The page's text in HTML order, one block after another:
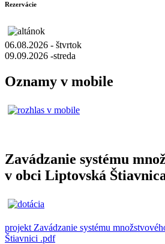
Rezervácie
06.08.2026 - štvrtok
09.09.2026 -streda
Oznamy v mobile
Zavádzanie systému
v obci Liptovská
projekt Zavádzanie systému
Štiavnici .pdf